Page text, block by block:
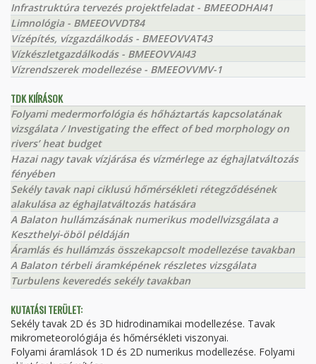
Infrastruktúra tervezés projektfeladat - BMEEODHAI41
Limnológia - BMEEOVVDT84
Vízépítés, vízgazdálkodás - BMEEOVVAT43
Vízkészletgazdálkodás - BMEEOVVAI43
Vízrendszerek modellezése - BMEEOVVMV-1
TDK KIÍRÁSOK
Folyami medermorfológia és hőháztartás kapcsolatának
vizsgálata / Investigating the effect of bed morphology on
rivers’ heat budget
Hazai nagy tavak vízjárása és vízmérlege az éghajlatváltozás
fényében
Sekély tavak napi ciklusú hőmérsékleti rétegződésének
alakulása az éghajlatváltozás hatására
A Balaton hullámzásának numerikus modellvizsgálata a
Keszthelyi-öböl példáján
Áramlás és hullámzás összekapcsolt modellezése tavakban
A Balaton térbeli áramképének részletes vizsgálata
Turbulens keveredés sekély tavakban
KUTATÁSI TERÜLET:
Sekély tavak 2D és 3D hidrodinamikai modellezése. Tavak
mikrometeorológiája és hőmérsékleti viszonyai.
Folyami áramlások 1D és 2D numerikus modellezése. Folyami